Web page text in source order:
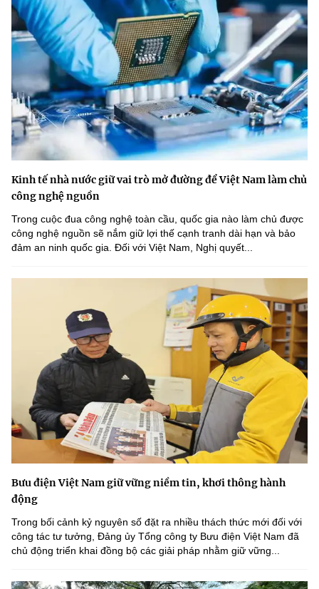
Kinh tế nhà nước giữ vai trò mở đường để Việt Nam làm chủ
công nghệ nguồn
Trong cuộc đua công nghệ toàn cầu, quốc gia nào làm chủ được
công nghệ nguồn sẽ nắm giữ lợi thế cạnh tranh dài hạn và bảo
đảm an ninh quốc gia. Đối với Việt Nam, Nghị quyết...
Bưu điện Việt Nam giữ vững niềm tin, khơi thông hành
động
Trong bối cảnh kỷ nguyên số đặt ra nhiều thách thức mới đối với
công tác tư tưởng, Đảng ủy Tổng công ty Bưu điện Việt Nam đã
chủ động triển khai đồng bộ các giải pháp nhằm giữ vững...